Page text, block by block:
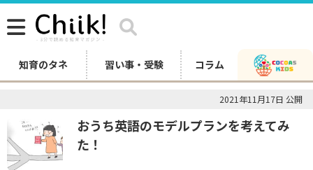
知育のタネ 習い事・受験 コラム
2021年11月17日 公開
おうち英語のモデルプランを考えてみ
た！